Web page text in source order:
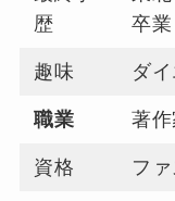
歴
卒業
趣味 ダ
職業 著
資格 フ